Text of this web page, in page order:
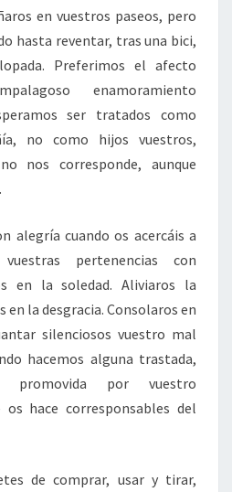
en vuestros paseos, pero
hasta reventar, tras una bici,
Preferimos el afecto
enamoramiento
ser tratados como
no como hijos vuestros,
nos corresponde, aunque
alegría cuando os acercáis a
pertenencias con
en la soledad. Aliviaros la
la desgracia. Consolaros en
silenciosos vuestro mal
hacemos alguna trastada,
promovida por vuestro
hace corresponsables del
de comprar, usar y tirar,